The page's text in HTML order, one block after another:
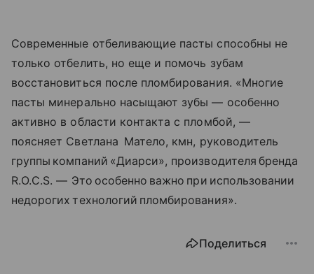
Современные отбеливающие пасты способны не
только отбелить, но еще и помочь зубам
восстановиться после пломбирования. «Многие
пасты минерально насыщают зубы — особенно
активно в области контакта с пломбой, —
поясняет Светлана Матело, кмн, руководитель
группы компаний «Диарси», производителя бренда
R.O.C.S. — Это особенно важно при использовании
недорогих технологий пломбирования».
Поделиться